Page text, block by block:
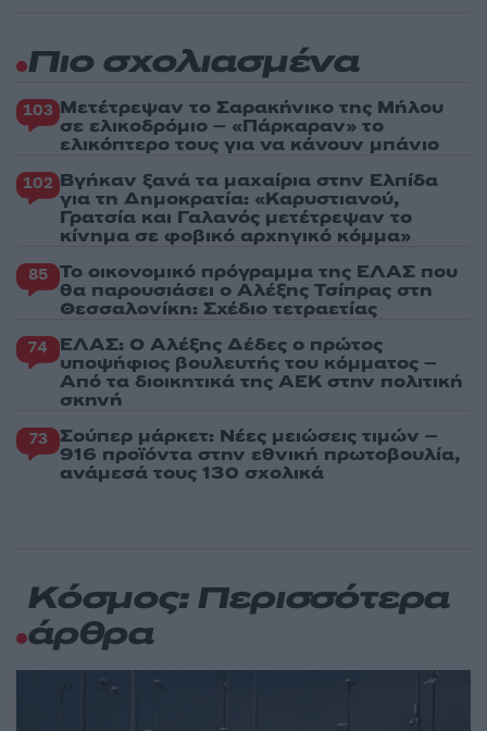
Πιο σχολιασμένα
103 Μετέτρεψαν το Σαρακήνικο της Μήλου
σε ελικοδρόμιο – «Πάρκαραν» το
ελικόπτερο τους για να κάνουν μπάνιο
102 Βγήκαν ξανά τα μαχαίρια στην Ελπίδα
για τη Δημοκρατία: «Καρυστιανού,
Γρατσία και Γαλανός μετέτρεψαν το
κίνημα σε φοβικό αρχηγικό κόμμα»
85 Το οικονομικό πρόγραμμα της ΕΛΑΣ που
θα παρουσιάσει ο Αλέξης Τσίπρας στη
Θεσσαλονίκη: Σχέδιο τετραετίας
74 ΕΛΑΣ: Ο Αλέξης Δέδες ο πρώτος
υποψήφιος βουλευτής του κόμματος –
Από τα διοικητικά της ΑΕΚ στην πολιτική
σκηνή
73 Σούπερ μάρκετ: Νέες μειώσεις τιμών –
916 προϊόντα στην εθνική πρωτοβουλία,
ανάμεσά τους 130 σχολικά
Κόσμος: Περισσότερα
άρθρα